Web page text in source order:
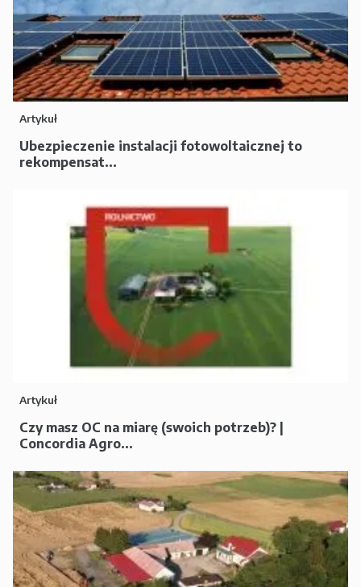
Artykuł
Ubezpieczenie instalacji fotowoltaicznej to
rekompensat...
Artykuł
Czy masz OC na miarę (swoich potrzeb)? |
Concordia Agro...